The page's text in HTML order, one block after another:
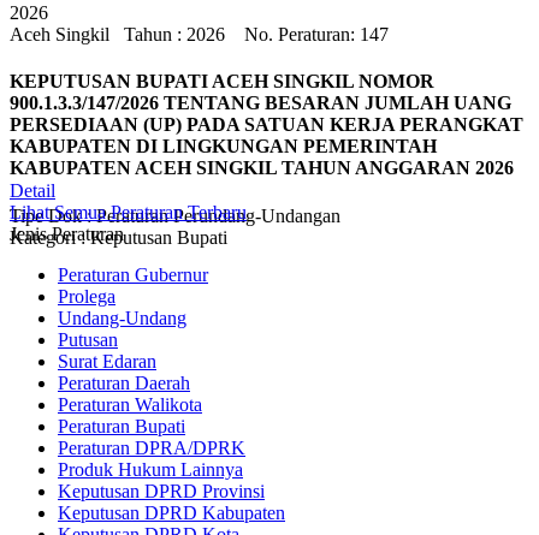
2026
Aceh Singkil
Tahun : 2026 No. Peraturan: 147
KEPUTUSAN BUPATI ACEH SINGKIL NOMOR
900.1.3.3/147/2026 TENTANG BESARAN JUMLAH UANG
PERSEDIAAN (UP) PADA SATUAN KERJA PERANGKAT
KABUPATEN DI LINGKUNGAN PEMERINTAH
KABUPATEN ACEH SINGKIL TAHUN ANGGARAN 2026
Tipe Dok : Peraturan Perundang-Undangan
Kategori : Keputusan Bupati
Detail
Lihat Semua Peraturan Terbaru
Jenis Peraturan
Peraturan Gubernur
Prolega
Undang-Undang
Putusan
Surat Edaran
Peraturan Daerah
Peraturan Walikota
Peraturan Bupati
Peraturan DPRA/DPRK
Produk Hukum Lainnya
Keputusan DPRD Provinsi
Keputusan DPRD Kabupaten